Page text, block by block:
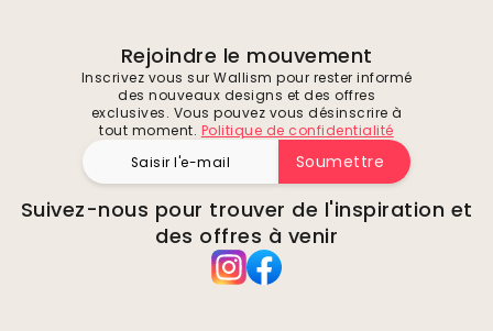
Rejoindre le mouvement
Inscrivez vous sur Wallism pour rester informé
des nouveaux designs et des offres
exclusives. Vous pouvez vous désinscrire à
tout moment. Politique de confidentialité
Soumettre
Suivez-nous pour trouver de l'inspiration et
des offres à venir